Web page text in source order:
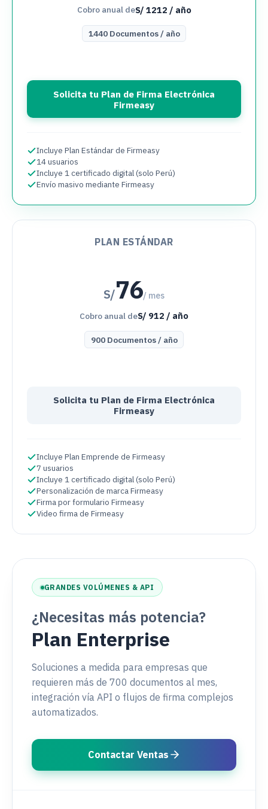
Cobro anual deS/ 1212 / año
1440 Documentos/ año
Solicita tu Plan de Firma Electrónica
Firmeasy
Incluye Plan Estándar de Firmeasy
14 usuarios
Incluye 1 certificado digital (solo Perú)
Envío masivo mediante Firmeasy
PLAN ESTÁNDAR
S/76/ mes
Cobro anual deS/ 912 / año
900 Documentos/ año
Solicita tu Plan de Firma Electrónica
Firmeasy
Incluye Plan Emprende de Firmeasy
7 usuarios
Incluye 1 certificado digital (solo Perú)
Personalización de marca Firmeasy
Firma por formulario Firmeasy
Video firma de Firmeasy
GRANDES VOLÚMENES & API
¿Necesitas más potencia?
Plan Enterprise
Soluciones a medida para empresas que
requieren más de 700 documentos al mes,
integración vía API o flujos de firma complejos
automatizados.
Contactar Ventas